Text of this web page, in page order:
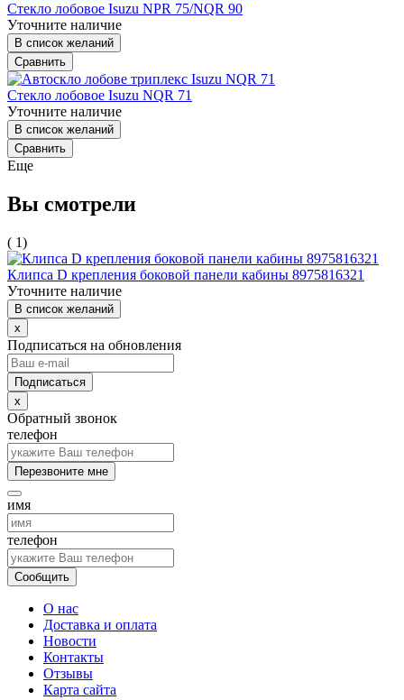
Стекло лобовое Isuzu NPR 75/NQR 90
Уточните наличие
В список желаний
Сравнить
Стекло лобовое Isuzu NQR 71
Уточните наличие
В список желаний
Сравнить
Еще
Вы смотрели
( 1)
Клипса D крепления боковой панели кабины 8975816321
Уточните наличие
В список желаний
x
Подписаться на обновления
x
Обратный звонок
телефон
Перезвоните мне
имя
телефон
Сообщить
О нас
Доставка и оплата
Новости
Контакты
Отзывы
Карта сайта